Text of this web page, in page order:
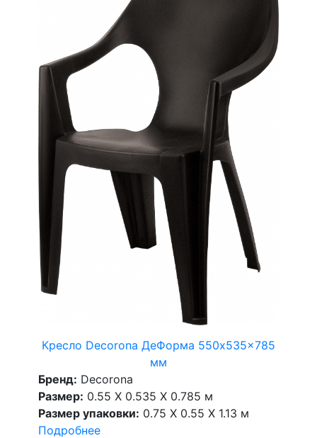
Кресло Decorona ДеФорма 550x535x785
мм
Бренд: Decorona
Размер: 0.55 X 0.535 X 0.785 м
Размер упаковки: 0.75 X 0.55 X 1.13 м
Подробнее